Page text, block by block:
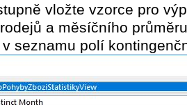
vložte vzorce pro
a měsíčního
seznamu polí